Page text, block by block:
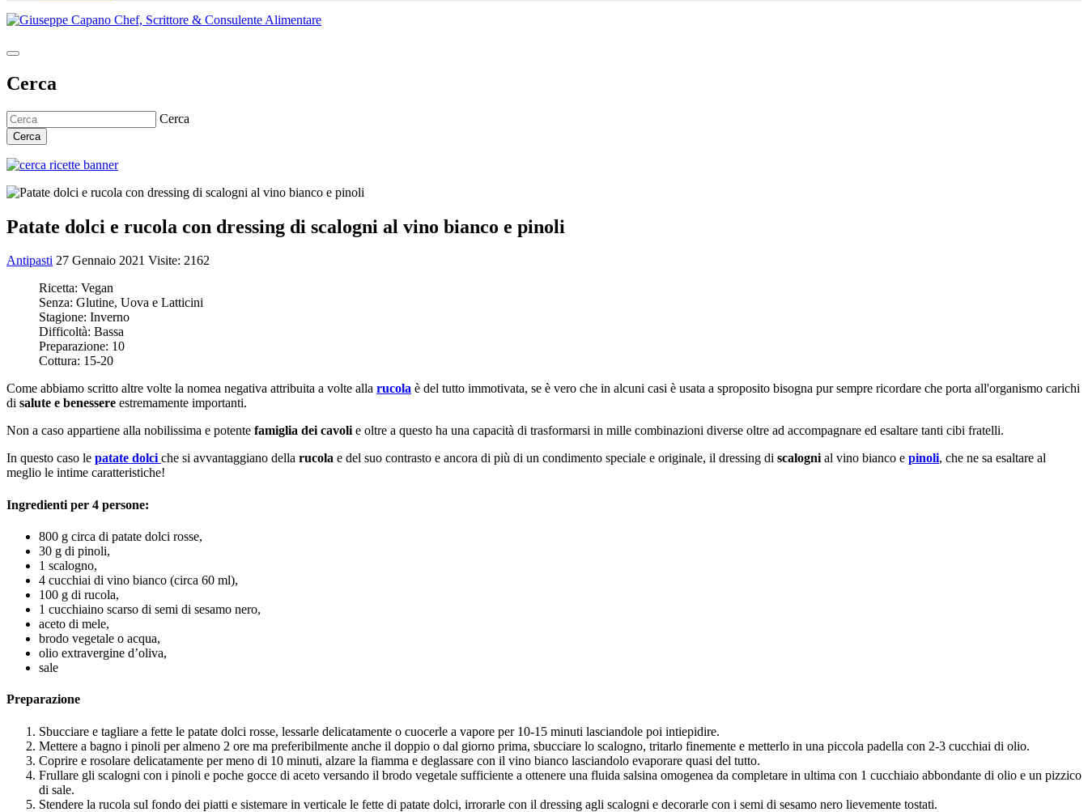
Cerca
Cerca
Cerca
Patate dolci e rucola con dressing di scalogni al vino bianco e pinoli
Antipasti 27 Gennaio 2021 Visite: 2162
Ricetta: Vegan
Senza: Glutine, Uova e Latticini
Stagione: Inverno
Difficoltà: Bassa
Preparazione: 10
Cottura: 15-20
Come abbiamo scritto altre volte la nomea negativa attribuita a volte alla rucola è del tutto immotivata, se è vero che in alcuni casi è usata a sproposito bisogna pur sempre ricordare che porta all'organismo carichi
di salute e benessere estremamente importanti.
Non a caso appartiene alla nobilissima e potente famiglia dei cavolie oltre a questo ha una capacità di trasformarsi in mille combinazioni diverse oltre ad accompagnare ed esaltare tanti cibi fratelli.
In questo caso le patate dolci che si avvantaggiano della rucola e del suo contrasto e ancora di più di un condimento speciale e originale, il dressing di scalognial vino bianco e pinoli, che ne sa esaltare al
meglio le intime caratteristiche!
Ingredienti per 4 persone:
800 g circa di patate dolci rosse,
30 g di pinoli,
1 scalogno,
4 cucchiai di vino bianco (circa 60 ml),
100 g di rucola,
1 cucchiaino scarso di semi di sesamo nero,
aceto di mele,
brodo vegetale o acqua,
olio extravergine d’oliva,
sale
Preparazione
Sbucciare e tagliare a fette le patate dolci rosse, lessarle delicatamente o cuocerle a vapore per 10-15 minuti lasciandole poi intiepidire.
Mettere a bagno i pinoli per almeno 2 ore ma preferibilmente anche il doppio o dal giorno prima, sbucciare lo scalogno, tritarlo finemente e metterlo in una piccola padella con 2-3 cucchiai di olio.
Coprire e rosolare delicatamente per meno di 10 minuti, alzare la fiamma e deglassare con il vino bianco lasciandolo evaporare quasi del tutto.
Frullare gli scalogni con i pinoli e poche gocce di aceto versando il brodo vegetale sufficiente a ottenere una fluida salsina omogenea da completare in ultima con 1 cucchiaio abbondante di olio e un pizzico
di sale.
Stendere la rucola sul fondo dei piatti e sistemare in verticale le fette di patate dolci, irrorarle con il dressing agli scalogni e decorarle con i semi di sesamo nero lievemente tostati.